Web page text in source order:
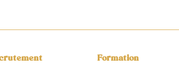
Formation